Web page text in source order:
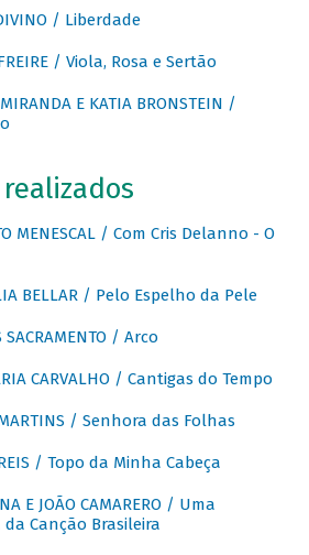
/ Liberdade
/ Viola, Rosa e Sertão
E KATIA BRONSTEIN /
MENESCAL / Com Cris Delanno - O
BELLAR / Pelo Espelho da Pele
SACRAMENTO / Arco
CARVALHO / Cantigas do Tempo
/ Senhora das Folhas
/ Topo da Minha Cabeça
E JOÃO CAMARERO / Uma
Canção Brasileira